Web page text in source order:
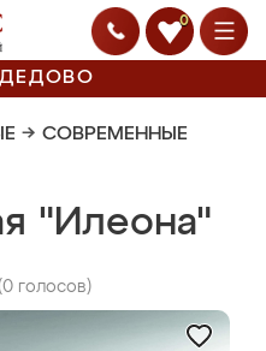
0
→ СОВРЕМЕННЫЕ
"Илеона"
0 голосов)